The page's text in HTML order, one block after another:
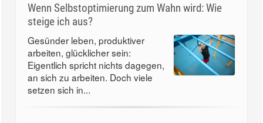
Wenn Selbstoptimierung zum Wahn wird: Wie
steige ich aus?
Gesünder leben, produktiver
arbeiten, glücklicher sein:
Eigentlich spricht nichts dagegen,
an sich zu arbeiten. Doch viele
setzen sich in...